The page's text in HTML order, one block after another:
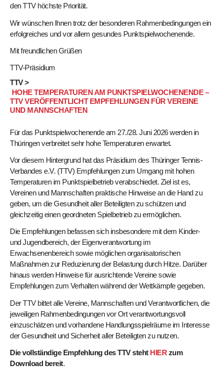
den TTV höchste Priorität.
Wir wünschen Ihnen trotz der besonderen Rahmenbedingungen ein
erfolgreiches und vor allem gesundes Punktspielwochenende.
Mit freundlichen Grüßen
TTV-Präsidium
TTV >
HOHE TEMPERATUREN AM PUNKTSPIELWOCHENENDE –
TTV VERÖFFENTLICHT EMPFEHLUNGEN FÜR VEREINE
UND MANNSCHAFTEN
Für das Punktspielwochenende am 27./28. Juni 2026 werden in
Thüringen verbreitet sehr hohe Temperaturen erwartet.
Vor diesem Hintergrund hat das Präsidium des Thüringer Tennis-
Verbandes e.V. (TTV) Empfehlungen zum Umgang mit hohen
Temperaturen im Punktspielbetrieb verabschiedet. Ziel ist es,
Vereinen und Mannschaften praktische Hinweise an die Hand zu
geben, um die Gesundheit aller Beteiligten zu schützen und
gleichzeitig einen geordneten Spielbetrieb zu ermöglichen.
Die Empfehlungen befassen sich insbesondere mit dem Kinder-
und Jugendbereich, der Eigenverantwortung im
Erwachsenenbereich sowie möglichen organisatorischen
Maßnahmen zur Reduzierung der Belastung durch Hitze. Darüber
hinaus werden Hinweise für ausrichtende Vereine sowie
Empfehlungen zum Verhalten während der Wettkämpfe gegeben.
Der TTV bittet alle Vereine, Mannschaften und Verantwortlichen, die
jeweiligen Rahmenbedingungen vor Ort verantwortungsvoll
einzuschätzen und vorhandene Handlungsspielräume im Interesse
der Gesundheit und Sicherheit aller Beteiligten zu nutzen.
Die vollständige Empfehlung des TTV steht HIER zum
Download bereit.